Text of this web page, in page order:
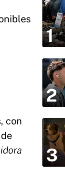
con